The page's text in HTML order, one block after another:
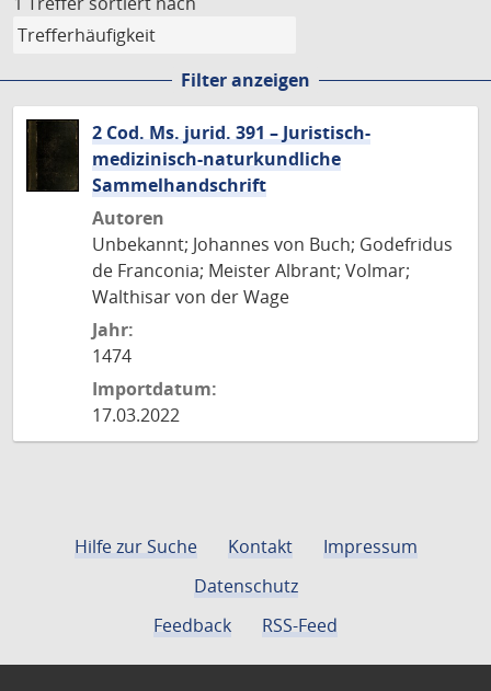
Filter anzeigen
2 Cod. Ms. jurid. 391 – Juristisch-
medizinisch-naturkundliche
Sammelhandschrift
Autoren
Unbekannt; Johannes von Buch; Godefridus
de Franconia; Meister Albrant; Volmar;
Walthisar von der Wage
Jahr:
1474
Importdatum:
17.03.2022
Hilfe zur Suche Kontakt
Impressum
Datenschutz
Feedback
RSS-Feed